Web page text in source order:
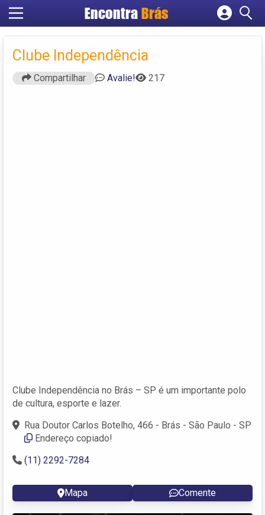
Encontra Brás
Cadastrar empresa
Criar conta
Clube Independência
Compartilhar Avalie! 217
Clube Independência no Brás – SP é um importante polo
de cultura, esporte e lazer.
Rua Doutor Carlos Botelho, 466 - Brás - São Paulo - SP
Endereço copiado!
(11) 2292-7284
Mapa Comente